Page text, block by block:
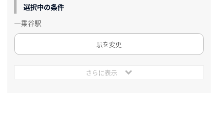
選択中の条件
一乗谷駅
駅を変更
さらに表示